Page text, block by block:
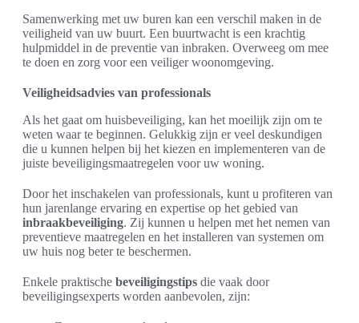
Samenwerking met uw buren kan een verschil maken in de
veiligheid van uw buurt. Een buurtwacht is een krachtig
hulpmiddel in de preventie van inbraken. Overweeg om mee
te doen en zorg voor een veiliger woonomgeving.
Veiligheidsadvies van professionals
Als het gaat om huisbeveiliging, kan het moeilijk zijn om te
weten waar te beginnen. Gelukkig zijn er veel deskundigen
die u kunnen helpen bij het kiezen en implementeren van de
juiste beveiligingsmaatregelen voor uw woning.
Door het inschakelen van professionals, kunt u profiteren van
hun jarenlange ervaring en expertise op het gebied van
inbraakbeveiliging. Zij kunnen u helpen met het nemen van
preventieve maatregelen en het installeren van systemen om
uw huis nog beter te beschermen.
Enkele praktische beveiligingstips die vaak door
beveiligingsexperts worden aanbevolen, zijn: